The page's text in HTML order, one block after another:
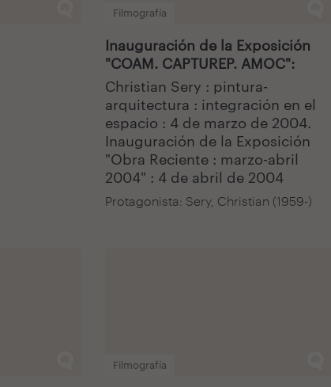
Filmografía
Inauguración de la Exposición
"COAM. CAPTUREP. AMOC":
Christian Sery : pintura-
arquitectura : integración en el
espacio : 4 de marzo de 2004.
Inauguración de la Exposición
"Obra Reciente : marzo-abril
2004" : 4 de abril de 2004
Protagonista: Sery, Christian (1959-)
Filmografía